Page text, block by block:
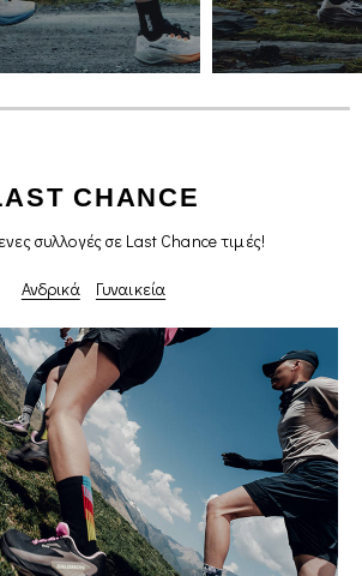
CHANCE
συλλογές σε Last Chance τιμές!
Ανδρικά Γυναικεία